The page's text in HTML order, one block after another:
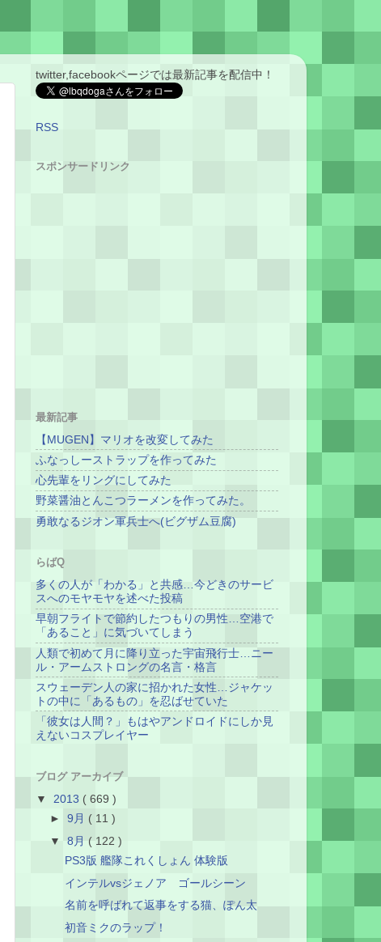
twitter,facebookページでは最新記事を配信中！
RSS
スポンサードリンク
最新記事
【MUGEN】マリオを改変してみた
ふなっしーストラップを作ってみた
心先輩をリングにしてみた
野菜醤油とんこつラーメンを作ってみた。
勇敢なるジオン軍兵士へ(ビグザム豆腐)
らばQ
多くの人が「わかる」と共感…今どきのサービ
スへのモヤモヤを述べた投稿
早朝フライトで節約したつもりの男性…空港で
「あること」に気づいてしまう
人類で初めて月に降り立った宇宙飛行士…ニー
ル・アームストロングの名言・格言
スウェーデン人の家に招かれた女性…ジャケッ
トの中に「あるもの」を忍ばせていた
「彼女は人間？」もはやアンドロイドにしか見
えないコスプレイヤー
ブログ アーカイブ
▼ 2013 ( 669 )
►9月 ( 11 )
▼8月 ( 122 )
PS3版 艦隊これくしょん 体験版
インテルvsジェノア ゴールシーン
名前を呼ばれて返事をする猫、ぽん太
初音ミクのラップ！